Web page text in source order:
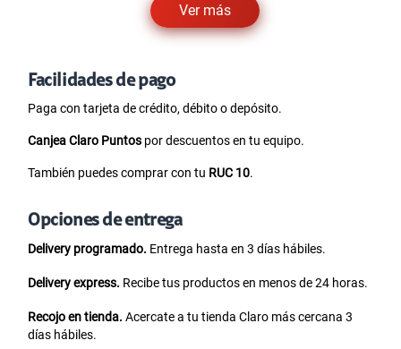
Ver más
Facilidades de pago
Paga con tarjeta de crédito, débito o depósito.
Canjea Claro Puntos por descuentos en tu equipo.
También puedes comprar con tu RUC 10.
Opciones de entrega
Delivery programado. Entrega hasta en 3 días hábiles.
Delivery express. Recibe tus productos en menos de 24 horas.
Recojo en tienda. Acercate a tu tienda Claro más cercana 3
días hábiles.